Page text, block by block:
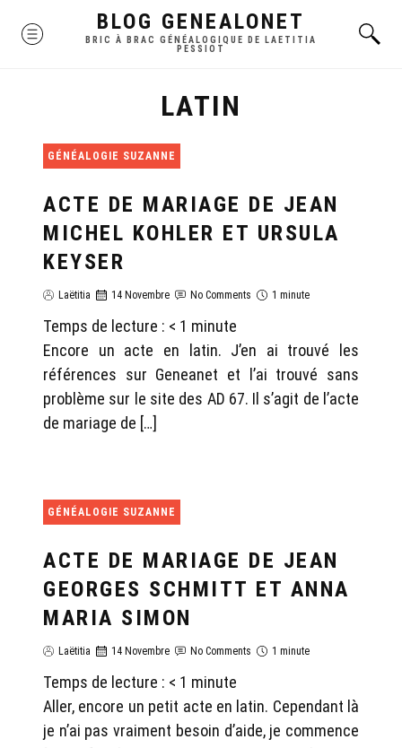
MENU BLOG GENEALONET
BRIC À BRAC GÉNÉALOGIQUE DE LAETITIA
PESSIOT
LATIN
GÉNÉALOGIE SUZANNE
ACTE DE MARIAGE DE JEAN
MICHEL KOHLER ET URSULA
KEYSER
Laëtitia 14 Novembre No Comments 1 minute
Temps de lecture : < 1 minute
Encore un acte en latin. J’en ai trouvé les
références sur Geneanet et l’ai trouvé sans
problème sur le site des AD 67. Il s’agit de l’acte
de mariage de […]
GÉNÉALOGIE SUZANNE
ACTE DE MARIAGE DE JEAN
GEORGES SCHMITT ET ANNA
MARIA SIMON
Laëtitia 14 Novembre No Comments 1 minute
Temps de lecture : < 1 minute
Aller, encore un petit acte en latin. Cependant là
je n’ai pas vraiment besoin d’aide, je commence